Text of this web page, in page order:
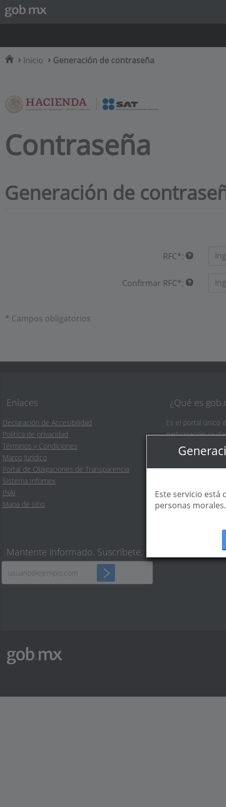
Inicio Generación de contraseña
Contraseña
Generación de
RFC*:
Confirmar RFC*:
* Campos obligatorios
Este servicio está
personas morales.
Enlaces
Declaración de Accesibilidad
Política de privacidad
Términos y Condiciones
Marco Jurídico
Portal de Obligaciones de Transparencia
Sistema Infomex
INAI
Mapa de sitio
Mantente informado. Suscríbete.
¿Qué es
Es el portal único
participación
English
Temas